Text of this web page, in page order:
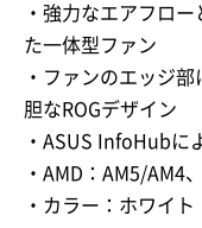
・強力なエアフロ
た一体型ファン
・ファンのエッジ
胆なROGデザイン
・ASUS InfoHubに
・AMD：AM5/AM4
・カラー：ホワイト